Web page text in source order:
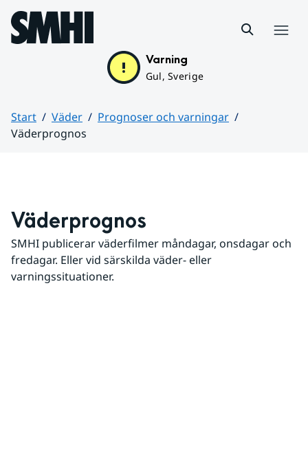
Hoppa till sidans innehåll
Varning
Gul, Sverige
Start Väder
Prognoser och varningar
Väderprognos
Väderprognos
SMHI publicerar väderfilmer måndagar, onsdagar och
fredagar. Eller vid särskilda väder- eller
varningssituationer.